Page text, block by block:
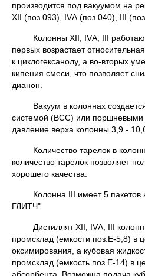
производится под вакуумом на
XII (поз.093), IVА (поз.040), III
Колонны XII, IVА, III работают
первых возрастает
к циклогексанолу, а во-вторых
кипения смеси, что позволяет
дианон.
Вакуум в колоннах
системой (ВСС) или поршневыми
давление верха колонны 3,9 -
Количество тарелок в
количество тарелок позволяет
хорошего качества.
Колонна III имеет 5 пакетов
ГЛИТЧ".
Дистиллят ХII, IVА, III колонн
промсклад (емкости поз.Е-5,8) в
оксимирования, а кубовая
промсклад (емкость поз.Е-14) в